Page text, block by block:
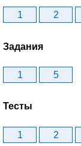
1 2
Задания
1 5
Тесты
1 2